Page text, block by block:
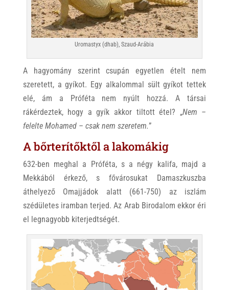
Uromastyx (dhab), Szaud-Arábia
A hagyomány szerint csupán egyetlen ételt nem
szeretett, a gyíkot. Egy alkalommal sült gyíkot tettek
elé, ám a Próféta nem nyúlt hozzá. A társai
rákérdeztek, hogy a gyík akkor tiltott étel? „Nem –
felelte Mohamed – csak nem szeretem.”
A bőrterítőktől a lakomákig
632-ben meghal a Próféta, s a négy kalifa, majd a
Mekkából érkező, s fővárosukat Damaszkuszba
áthelyező Omajjádok alatt (661-750) az iszlám
szédületes iramban terjed. Az Arab Birodalom ekkor éri
el legnagyobb kiterjedtségét.